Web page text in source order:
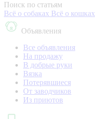
Поиск по статьям
Всё о собаках Всё о кошках
Объявления
Все объявления
На продажу
В добрые руки
Вязка
Потерявшиеся
От заводчиков
Из приютов